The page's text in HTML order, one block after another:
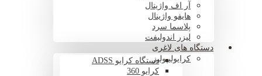
آر اف واژینال
هایفو واژینال
پلاسما سرد
لیزر اندولیفت
دستگاه های لاغری
کرایولیپولیزدستگاه کرایو ADSS
کرایو 360